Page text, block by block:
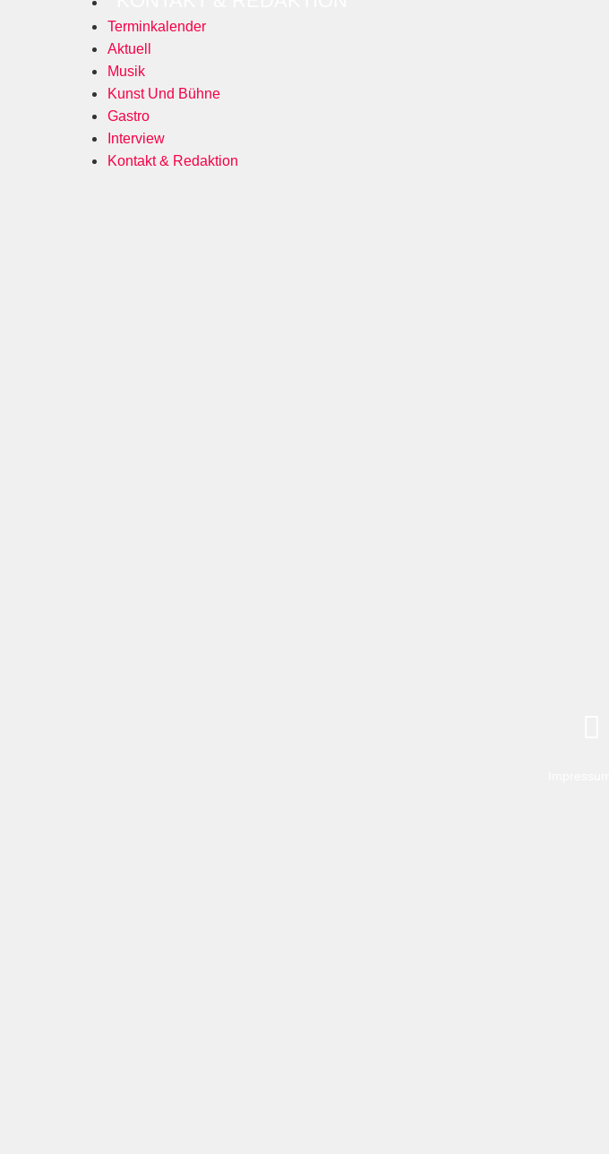
Terminkalender
Aktuell
Musik
Kunst Und Bühne
Gastro
Interview
Kontakt & Redaktion